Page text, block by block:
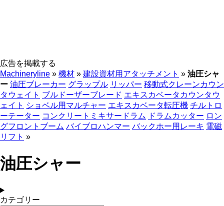
広告を掲載する
Machineryline » 機材 » 建設資材用アタッチメント » 油圧シャ
ー 油圧ブレーカー グラップル リッパー 移動式クレーンカウン
タウェイト ブルドーザーブレード エキスカベータカウンタウ
ェイト ショベル用マルチャー エキスカベータ転圧機 チルトロ
ーテーター コンクリートミキサードラム ドラムカッター ロン
グフロントブーム バイブロハンマー バックホー用レーキ 電磁
リフト »
油圧シャー
カテゴリー